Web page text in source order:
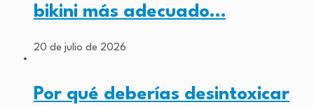
bikini más adecuado…
20 de julio de 2026
Por qué deberías desintoxicar